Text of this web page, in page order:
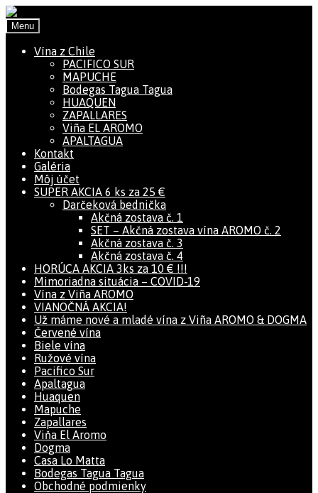
Menu
Vína z Chile
PACIFICO SUR
MAPUCHE
Bodegas Tagua Tagua
HUAQUEN
ZAPALLARES
Viña EL AROMO
APALTAGUA
Kontakt
Galéria
Môj účet
SUPER AKCIA 6 ks za 25 €
Darčeková bednička
Akčná zostava č. 1
SET – Akčná zostava vína AROMO č. 2
Akčná zostava č. 3
Akčná zostava č. 4
HORÚCA AKCIA 3ks za 10 € !!!
Mimoriadna situácia – COVID-19
Vína z Viña AROMO
VIANOČNÁ AKCIA!
Už máme nové a mladé vína z Viña AROMO & DOGMA
Červené vína
Biele vína
Ružové vína
Pacifico Sur
Apaltagua
Huaquen
Mapuche
Zapallares
Viňa El Aromo
Dogma
Casa Lo Matta
Bodegas Tagua Tagua
Obchodné podmienky